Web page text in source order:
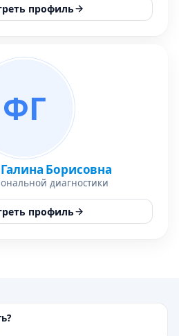
профиль
ФГ
Борисовна
диагностики
профиль